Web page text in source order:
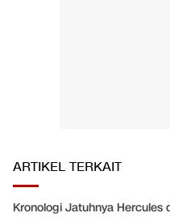
ARTIKEL TERKAIT
Kronologi Jatuhnya Hercules